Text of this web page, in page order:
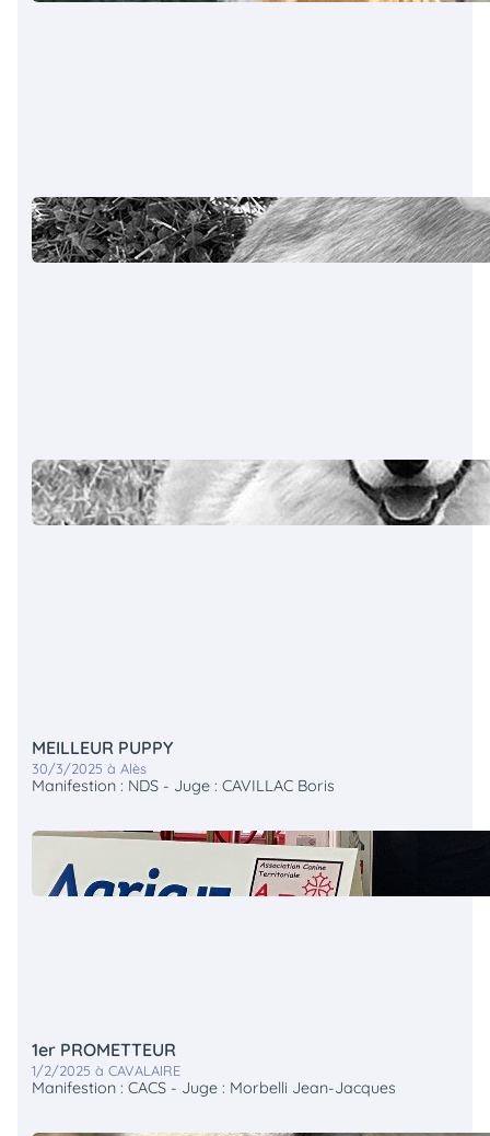
MEILLEUR PUPPY
30/3/2025 à Alès
Manifestion : NDS - Juge : CAVILLAC Boris
1er PROMETTEUR
1/2/2025 à CAVALAIRE
Manifestion : CACS - Juge : Morbelli Jean-Jacques